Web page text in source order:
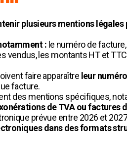
plusieurs mentions
: le numéro de
vendus, les montants HT et
faire apparaître leur
facture.
des mentions spécifiques,
de TVA ou factures
prévue entre 2026 et
dans des formats